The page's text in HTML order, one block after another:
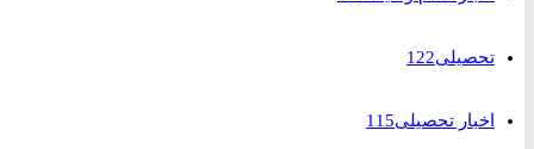
تحصیلی122
اخبار تحصیلی115